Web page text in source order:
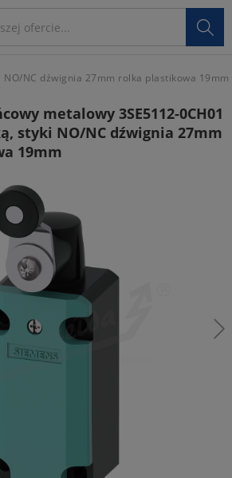

NC dźwignia 27mm rolka plastikowa 19mm
metalowy 3SE5112-0CH01
styki NO/NC dźwignia 27mm
19mm